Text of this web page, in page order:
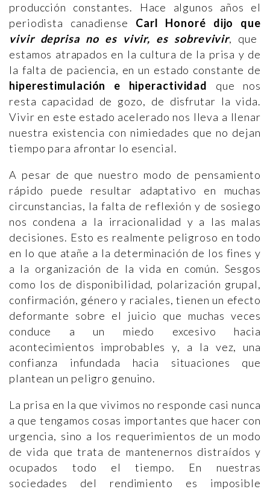
producción constantes. Hace algunos años el
periodista canadiense Carl Honoré dijo que
vivir deprisa no es vivir, es sobrevivir, que
estamos atrapados en la cultura de la prisa y de
la falta de paciencia, en un estado constante de
hiperestimulación e hiperactividad
que nos
resta capacidad de gozo, de disfrutar la vida.
Vivir en este estado acelerado nos lleva a llenar
nuestra existencia con nimiedades que no dejan
tiempo para afrontar lo esencial.
A pesar de que nuestro modo de pensamiento
rápido puede resultar adaptativo en muchas
circunstancias, la falta de reflexión y de sosiego
nos condena a la irracionalidad y a las malas
decisiones. Esto es realmente peligroso en todo
en lo que atañe a la determinación de los fines y
a la organización de la vida en común. Sesgos
como los de disponibilidad, polarización grupal,
confirmación, género y raciales, tienen un efecto
deformante sobre el juicio que muchas veces
conduce a un miedo excesivo hacia
acontecimientos improbables y, a la vez, una
confianza infundada hacia situaciones que
plantean un peligro genuino.
La prisa en la que vivimos no responde casi nunca
a que tengamos cosas importantes que hacer con
urgencia, sino a los requerimientos de un modo
de vida que trata de mantenernos distraídos y
ocupados todo el tiempo. En nuestras
sociedades del rendimiento es imposible